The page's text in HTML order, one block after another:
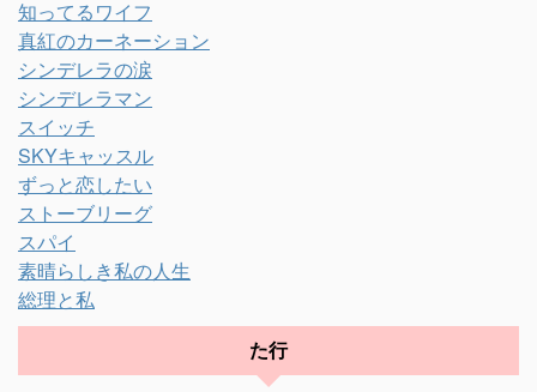
知ってるワイフ
真紅のカーネーション
シンデレラの涙
シンデレラマン
スイッチ
SKYキャッスル
ずっと恋したい
ストーブリーグ
スパイ
素晴らしき私の人生
総理と私
た行